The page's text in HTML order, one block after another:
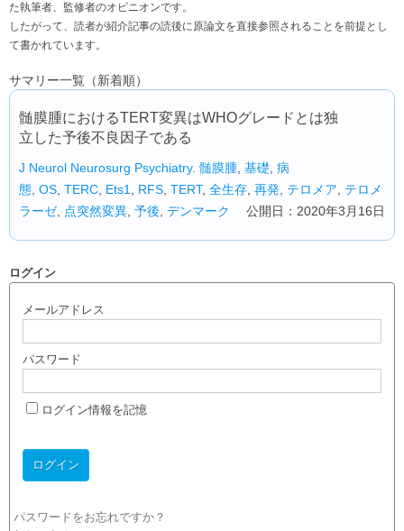
た執筆者、監修者のオピニオンです。
したがって、読者が紹介記事の読後に原論文を直接参照されることを前提とし
て書かれています。
サマリー一覧（新着順）
髄膜腫におけるTERT変異はWHOグレードとは独
立した予後不良因子である
J Neurol Neurosurg Psychiatry. 髄膜腫 基礎 病
態 OS TERC Ets1 RFS TERT, 全生存 再発 テロメア
テロメ
ラーゼ, 点突然変異 予後 デンマーク 公開日：2020年3月16日
ログイン
メールアドレス
パスワード
ログイン情報を記憶
パスワードをお忘れですか？